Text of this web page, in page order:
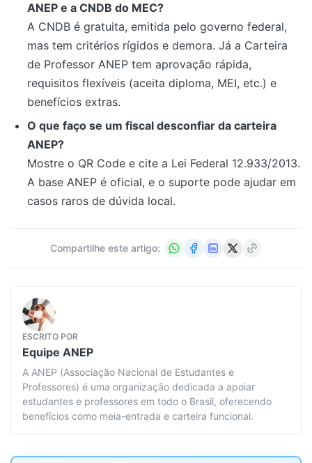
ANEP e a CNDB do MEC?
A CNDB é gratuita, emitida pelo governo federal,
mas tem critérios rígidos e demora. Já a Carteira
de Professor ANEP tem aprovação rápida,
requisitos flexíveis (aceita diploma, MEI, etc.) e
benefícios extras.
O que faço se um fiscal desconfiar da carteira
ANEP?
Mostre o QR Code e cite a Lei Federal 12.933/2013.
A base ANEP é oficial, e o suporte pode ajudar em
casos raros de dúvida local.
Compartilhe este artigo:
ESCRITO POR
Equipe ANEP
A ANEP (Associação Nacional de Estudantes e
Professores) é uma organização dedicada a apoiar
estudantes e professores em todo o Brasil, oferecendo
benefícios como meia-entrada e carteira funcional.